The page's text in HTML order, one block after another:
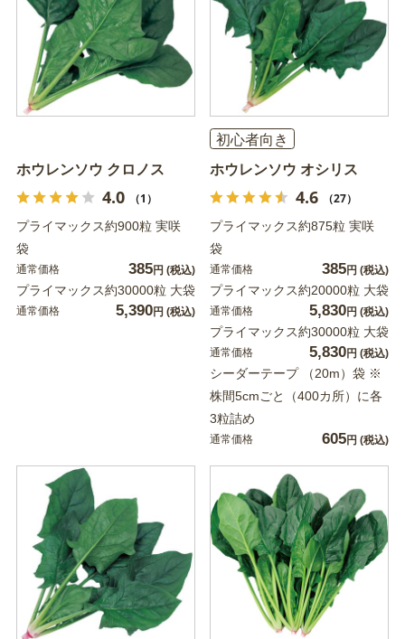
ホウレンソウ クロノス
4.0 （1）
プライマックス約900粒 実咲
袋
通常価格 385円 (税込)
プライマックス約30000粒 大袋
通常価格 5,390円 (税込)
初心者向き
ホウレンソウ オシリス
4.6 （27）
プライマックス約875粒 実咲
袋
通常価格 385円 (税込)
プライマックス約20000粒 大袋
通常価格 5,830円 (税込)
プライマックス約30000粒 大袋
通常価格 5,830円 (税込)
シーダーテープ （20m）袋 ※
株間5cmごと（400カ所）に各
3粒詰め
通常価格 605円 (税込)